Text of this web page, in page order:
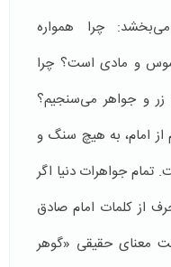
چرا همواره
و مادی است؟ چرا
و جواهر می‌سنجیم؟
امام، به هیچ سنگ و
تمام جواهرات دنیا اگر
از کلمات امام صادق
معنای حقیقی «گوهر